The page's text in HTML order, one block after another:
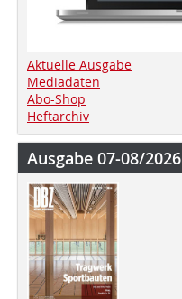
Aktuelle Ausgabe
Mediadaten
Abo-Shop
Heftarchiv
Ausgabe 07-08/2026